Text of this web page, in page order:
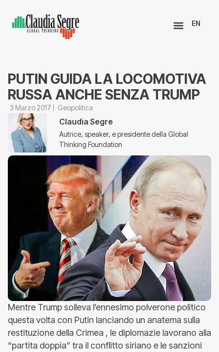
EN
PUTIN GUIDA LA LOCOMOTIVA
RUSSA ANCHE SENZA TRUMP
3 Marzo 2017 Geopolitica
Claudia Segre
Autrice, speaker, e presidente della Global
Thinking Foundation
Mentre Trump solleva l’ennesimo polverone politico
questa volta con Putin lanciando un anatema sulla
restituzione della Crimea , le diplomazie lavorano alla
“partita doppia” tra il conflitto siriano e le sanzioni